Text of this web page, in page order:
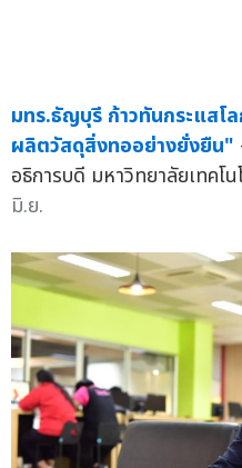
มทร.ธัญบุรี ก้าวทันกระแสโ
ผลิตวัสดุสิ่งทออย่างยั่งยืน"
อธิการบดี มหาวิทยาลัยเทคโ
มิ.ย.